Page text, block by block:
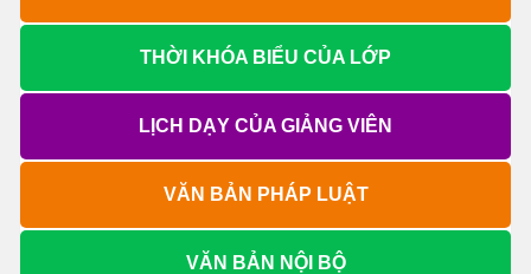
THỜI KHÓA BIỂU CỦA LỚP
LỊCH DẠY CỦA GIẢNG VIÊN
VĂN BẢN PHÁP LUẬT
VĂN BẢN NỘI BỘ